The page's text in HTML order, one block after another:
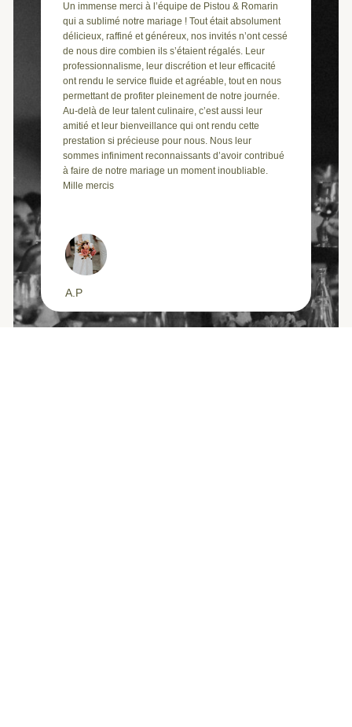
Un immense merci à l’équipe de Pistou & Romarin
qui a sublimé notre mariage ! Tout était absolument
délicieux, raffiné et généreux, nos invités n’ont cessé
de nous dire combien ils s’étaient régalés. Leur
professionnalisme, leur discrétion et leur efficacité
ont rendu le service fluide et agréable, tout en nous
permettant de profiter pleinement de notre journée.
Au-delà de leur talent culinaire, c’est aussi leur
amitié et leur bienveillance qui ont rendu cette
prestation si précieuse pour nous. Nous leur
sommes infiniment reconnaissants d’avoir contribué
à faire de notre mariage un moment inoubliable.
Mille mercis
A.P